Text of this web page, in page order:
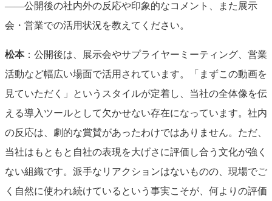
――公開後の社内外の反応や印象的なコメント、また展示
会・営業での活用状況を教えてください。
松本：公開後は、展示会やサプライヤーミーティング、営業
活動など幅広い場面で活用されています。「まずこの動画を
見ていただく」というスタイルが定着し、当社の全体像を伝
える導入ツールとして欠かせない存在になっています。社内
の反応は、劇的な賞賛があったわけではありません。ただ、
当社はもともと自社の表現を大げさに評価し合う文化が強く
ない組織です。派手なリアクションはないものの、現場でご
く自然に使われ続けているという事実こそが、何よりの評価